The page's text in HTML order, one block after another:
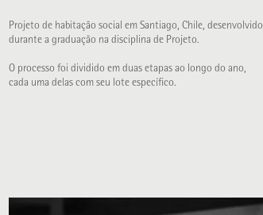
Projeto de habitação social em Santiago, Chile, desenvolvido
durante a graduação na disciplina de Projeto.
O processo foi dividido em duas etapas ao longo do ano,
cada uma delas com seu lote específico.